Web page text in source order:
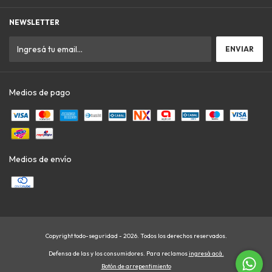
NEWSLETTER
Medios de pago
Medios de envío
Copyright todo-seguridad - 2026. Todos los derechos reservados.
Defensa de las y los consumidores. Para reclamosingresá acá.
Botón de arrepentimiento